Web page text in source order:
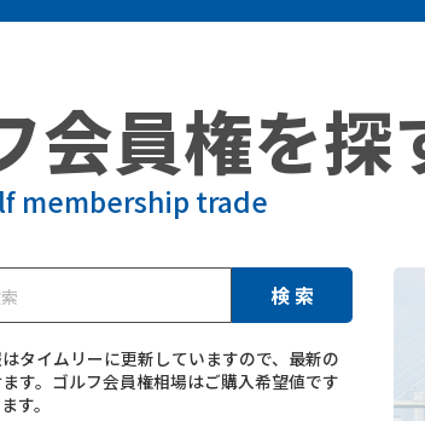
会員権を探
membership trade
検 索
タイムリーに更新していますので、最新の
す。ゴルフ会員権相場はご購入希望値です
す。